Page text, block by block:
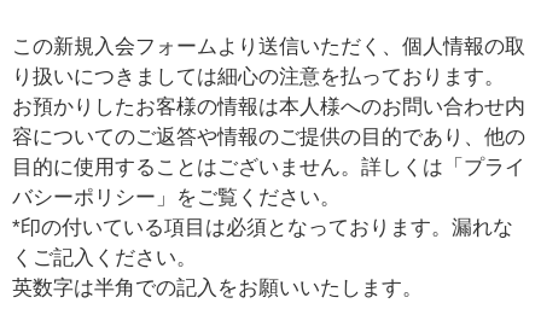
この新規入会フォームより送信いただく、個人情報の取
り扱いにつきましては細心の注意を払っております。
お預かりしたお客様の情報は本人様へのお問い合わせ内
容についてのご返答や情報のご提供の目的であり、他の
目的に使用することはございません。詳しくは「プライ
バシーポリシー」をご覧ください。
*印の付いている項目は必須となっております。漏れな
くご記入ください。
英数字は半角での記入をお願いいたします。
額
：
￥
0
現
在
の
商
品